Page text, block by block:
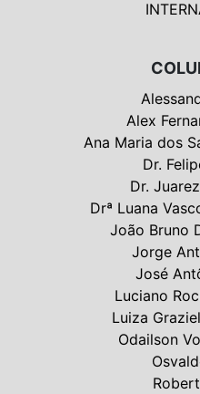
Alex
Ana Maria dos
Dr.
Dr.
Drª Luana
João Bruno
Jorge
José
Luciano
Luiza
Odailson